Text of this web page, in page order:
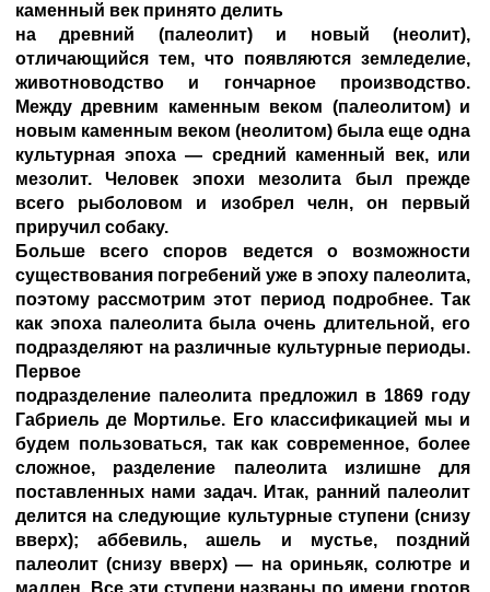
каменный век принято делить
на древний (палеолит) и новый (неолит),
отличающийся тем, что появляются земледелие,
животноводство и гончарное производство.
Между древним каменным веком (палеолитом) и
новым каменным веком (неолитом) была еще одна
культурная эпоха — средний каменный век, или
мезолит. Человек эпохи мезолита был прежде
всего рыболовом и изобрел челн, он первый
приручил собаку.
Больше всего споров ведется о возможности
существования погребений уже в эпоху палеолита,
поэтому рассмотрим этот период подробнее. Так
как эпоха палеолита была очень длительной, его
подразделяют на различные культурные периоды.
Первое
подразделение палеолита предложил в 1869 году
Габриель де Мортилье. Его классификацией мы и
будем пользоваться, так как современное, более
сложное, разделение палеолита излишне для
поставленных нами задач. Итак, ранний палеолит
делится на следующие культурные ступени (снизу
вверх); аббевиль, ашель и мустье, поздний
палеолит (снизу вверх) — на ориньяк, солютре и
мадлен. Все эти ступени названы по имени гротов